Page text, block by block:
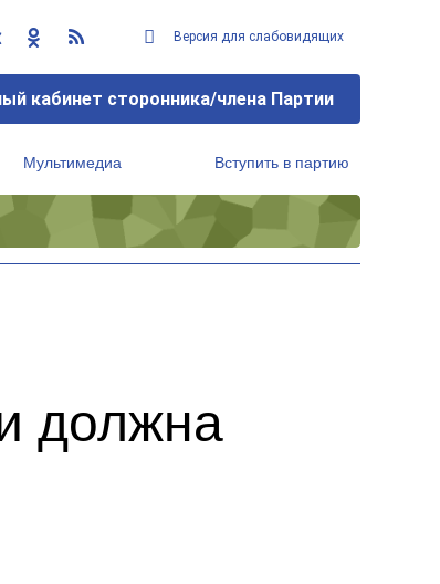
Версия для слабовидящих
кабинет сторонника/члена Партии
Мультимедиа Вступить в партию
должна